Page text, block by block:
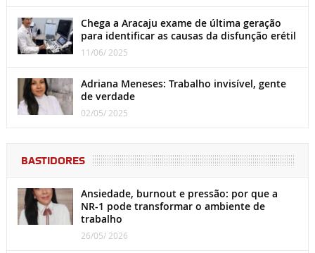
Chega a Aracaju exame de última geração
para identificar as causas da disfunção erétil
11/06/ 2025
Adriana Meneses: Trabalho invisível, gente
de verdade
02/05/ 2025
BASTIDORES
Ansiedade, burnout e pressão: por que a
NR-1 pode transformar o ambiente de
trabalho
26/05/ 2026